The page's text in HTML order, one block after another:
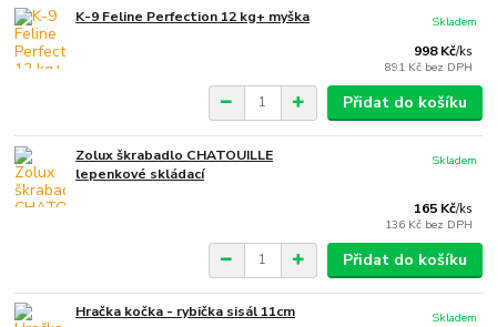
K-9 Feline Perfection 12 kg+ myška
998 Kč/ks
891 Kč bez DPH
Skladem
Přidat do košíku
Zolux škrabadlo CHATOUILLE
lepenkové skládací
165 Kč/ks
136 Kč bez DPH
Skladem
Přidat do košíku
Hračka kočka - rybička sisál 11cm
Skladem